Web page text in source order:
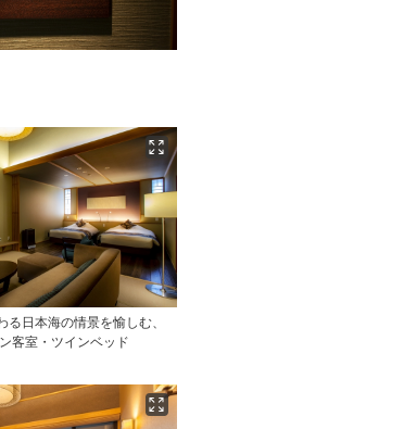
る日本海の情景を愉しむ、
客室・ツインベッド